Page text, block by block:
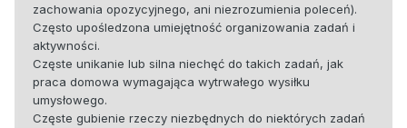
zachowania opozycyjnego, ani niezrozumienia poleceń).
Często upośledzona umiejętność organizowania zadań i
aktywności.
Częste unikanie lub silna niechęć do takich zadań, jak
praca domowa wymagająca wytrwałego wysiłku
umysłowego.
Częste gubienie rzeczy niezbędnych do niektórych zadań